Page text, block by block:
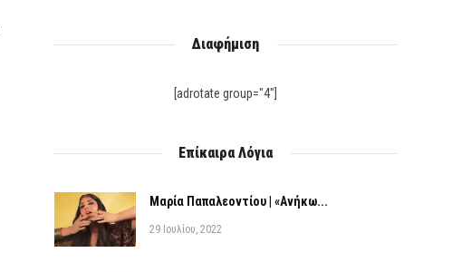
Διαφήμιση
[adrotate group="4"]
Επίκαιρα Λόγια
Μαρία Παπαλεοντίου | «Ανήκω...
29 Ιουλίου, 2022